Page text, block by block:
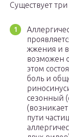
Существует
жжения и
возможен
этом
боль и
сезонный
пути